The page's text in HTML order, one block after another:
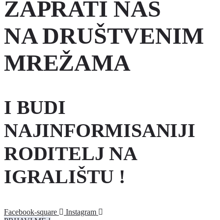
ZAPRATI NAS
NA DRUŠTVENIM
MREŽAMA
I BUDI
NAJINFORMISANIJI
RODITELJ NA
IGRALIŠTU !
Facebook-square
Instagram